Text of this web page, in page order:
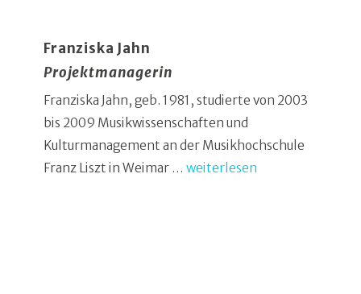
Franziska Jahn
Projektmanagerin
Franziska Jahn, geb. 1981, studierte von 2003
bis 2009 Musikwissenschaften und
Kulturmanagement an der Musikhochschule
Franz Liszt in Weimar … weiterlesen